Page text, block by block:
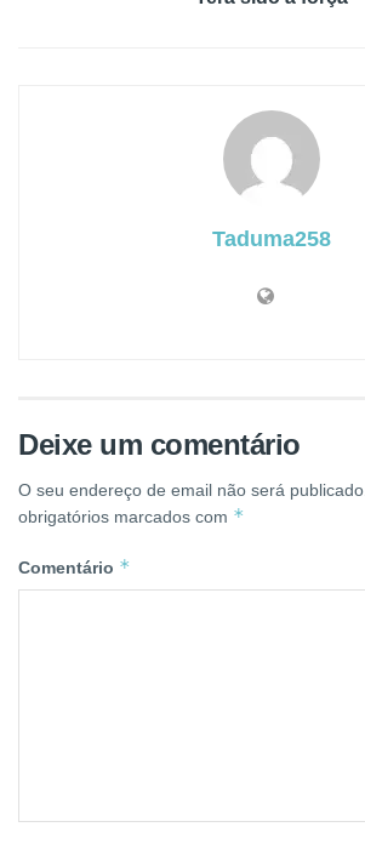
Taduma258
Deixe um comentário
O seu endereço de email não será publicado.
obrigatórios marcados com *
Comentário *